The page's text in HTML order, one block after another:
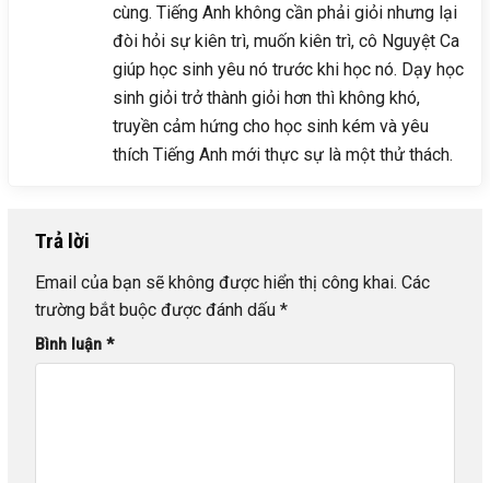
cùng. Tiếng Anh không cần phải giỏi nhưng lại
đòi hỏi sự kiên trì, muốn kiên trì, cô Nguyệt Ca
giúp học sinh yêu nó trước khi học nó. Dạy học
sinh giỏi trở thành giỏi hơn thì không khó,
truyền cảm hứng cho học sinh kém và yêu
thích Tiếng Anh mới thực sự là một thử thách.
Trả lời
Email của bạn sẽ không được hiển thị công khai. Các
trường bắt buộc được đánh dấu *
Bình luận *